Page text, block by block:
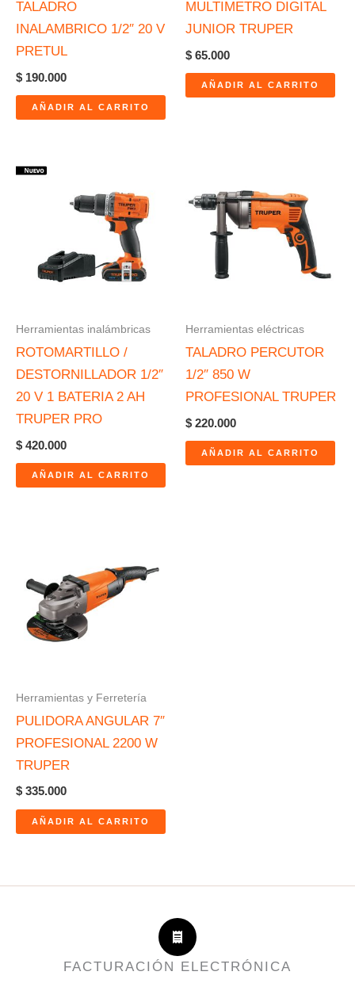
TALADRO
INALAMBRICO 1/2″ 20 V
PRETUL
$ 190.000
AÑADIR AL CARRITO
MULTIMETRO DIGITAL
JUNIOR TRUPER
$ 65.000
AÑADIR AL CARRITO
Herramientas inalámbricas
ROTOMARTILLO /
DESTORNILLADOR 1/2″
20 V 1 BATERIA 2 AH
TRUPER PRO
$ 420.000
AÑADIR AL CARRITO
Herramientas eléctricas
TALADRO PERCUTOR
1/2″ 850 W
PROFESIONAL TRUPER
$ 220.000
AÑADIR AL CARRITO
Herramientas y Ferretería
PULIDORA ANGULAR 7″
PROFESIONAL 2200 W
TRUPER
$ 335.000
AÑADIR AL CARRITO
FACTURACIÓN ELECTRÓNICA